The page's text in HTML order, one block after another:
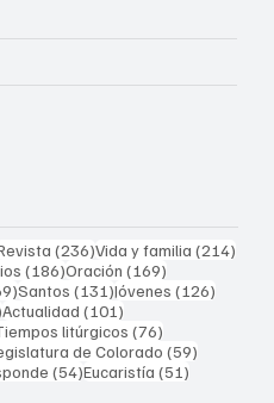
entradas
(236)236 entradas
Vida y familia (214)
(186)186 entradas
Oración (169)
169 entradas
Santos (131)131 entradas
Jóvenes (126)
102 entradas
Actualidad (101)
entradaslitúrgicos (76)
entradasde Colorado (59)
(54)54 entradas
Eucaristía (51)